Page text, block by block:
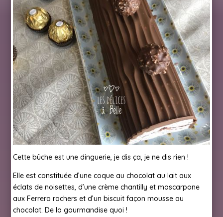
Cette bûche est une dinguerie, je dis ça, je ne dis rien !
Elle est constituée d’une coque au chocolat au lait aux
éclats de noisettes, d’une crème chantilly et mascarpone
aux Ferrero rochers et d’un biscuit façon mousse au
chocolat. De la gourmandise quoi !